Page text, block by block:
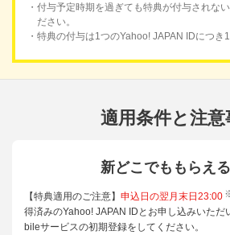
・付与予定時期を過ぎても特典が付与されな
ださい。
・特典の付与は1つのYahoo! JAPAN IDにつき1
適用条件と注意
新どこでももらえ
【特典適用のご注意】 申込日の翌月末日23:00
得済みのYahoo! JAPAN IDとお申し込みいただ
bileサービスの初期登録をしてください。